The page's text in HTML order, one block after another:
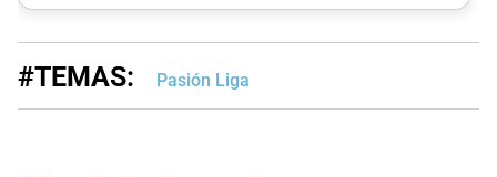
#TEMAS: Pasión Liga